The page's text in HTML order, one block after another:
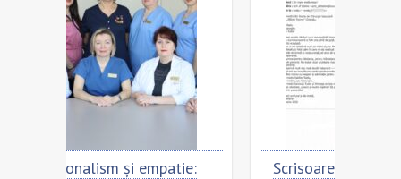
Scrisoare de mulțumire pentru